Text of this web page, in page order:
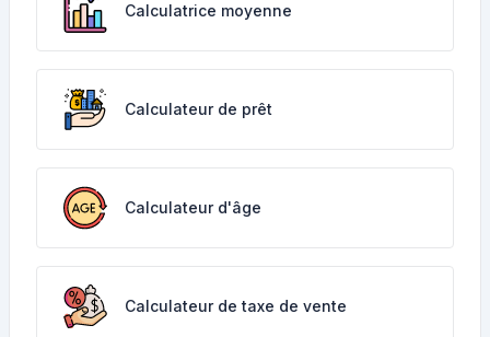
Calculatrice moyenne
Calculateur de prêt
Calculateur d'âge
Calculateur de taxe de vente